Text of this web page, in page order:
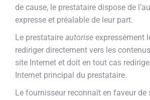
de cause, le prestataire dispose de
expresse et préalable de leur part.
Le prestataire autorise expressément
rediriger directement vers les
site Internet et doit en tout cas
Internet principal du prestataire.
Le fournisseur reconnaît en faveur de